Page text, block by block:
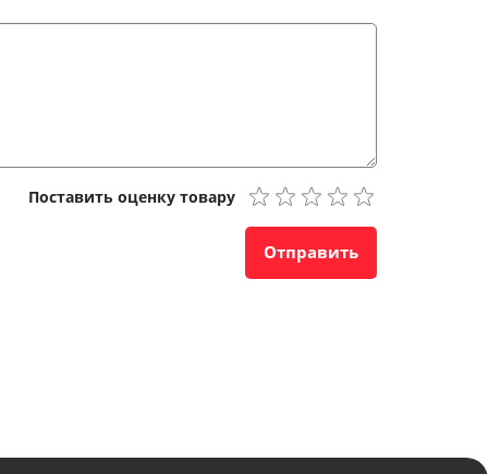
Поставить оценку товару
Отправить